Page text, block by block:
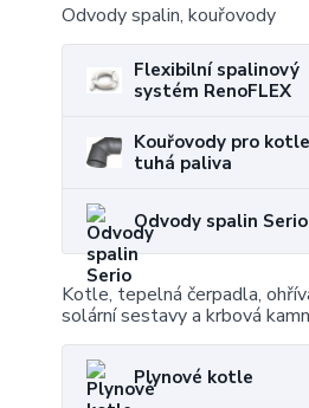
Odvody spalin, kouřovody
Flexibilní spalinový
systém RenoFLEX
Kouřovody pro
tuhá paliva
Odvody spalin Serio
Kotle, tepelná čerpadla,
solární sestavy a krbová
Plynové kotle